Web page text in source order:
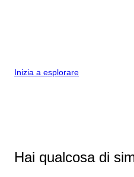
Inizia a esplorare
Hai qualcosa di